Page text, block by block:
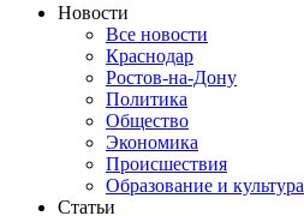
Новости
Все новости
Краснодар
Ростов-на-Дону
Политика
Общество
Экономика
Происшествия
Образование и культура
Статьи